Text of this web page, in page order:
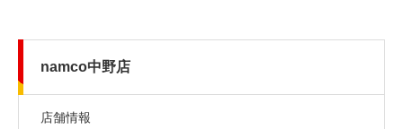
namco中野店
店舗情報